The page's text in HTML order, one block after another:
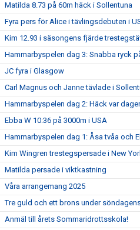
Matilda 8.73 på 60m häck i Sollentuna
Fyra pers för Alice i tävlingsdebuten i
Kim 12.93 i säsongens fjärde
Hammarbyspelen dag 3: Snabba ryck
JC fyra i Glasgow
Carl Magnus och Janne tävlade i
Hammarbyspelen dag 2: Häck var
Ebba W 10:36 på 3000m i USA
Hammarbyspelen dag 1: Åsa tvåa och
Kim Wingren trestegspersade i New
Matilda persade i viktkastning
Våra arrangemang 2025
Tre guld och ett brons under
Anmäl till årets Sommaridrottsskola!